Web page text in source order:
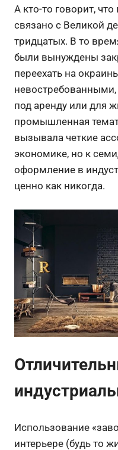
А кто-то говорит,
связано с Великой
тридцатых. В то
были вынуждены
переехать на
под аренду или для
промышленная
вызывала четкие
экономике, но к
оформление в
ценно как никогда.
Использование
интерьере (будь то